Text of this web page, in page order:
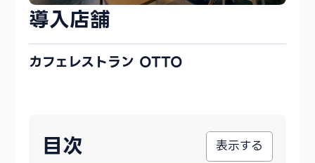
導入店舗
カフェレストラン OTTO
目次